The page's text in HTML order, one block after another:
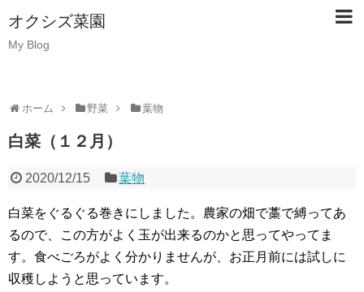
オクシズ菜園
My Blog
ホーム 野菜 葉物
白菜（１２月）
2020/12/15 葉物
白菜をぐるぐる巻きにしました。農家の畑で藁で縛ってあ
るので、この方がよく玉が出来るのかと思ってやってま
す。食べごろがよく分かりませんが、お正月前には試しに
収穫しようと思っています。